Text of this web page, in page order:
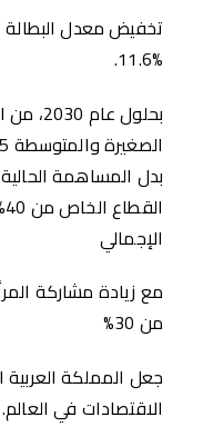
%11.6.
بحلول
الإجمالي
من 30%
جعل المملكة
الاقتصادات في العالم.